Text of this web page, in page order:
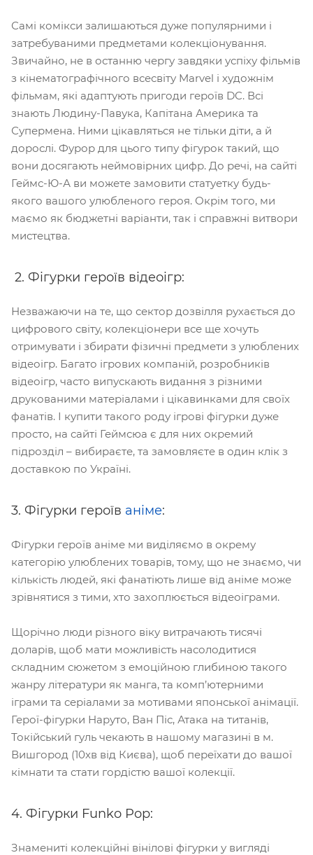
Самі комікси залишаються дуже популярними і
затребуваними предметами колекціонування.
Звичайно, не в останню чергу завдяки успіху фільмів
з кінематографічного всесвіту Marvel і художнім
фільмам, які адаптують пригоди героїв DC. Всі
знають Людину-Павука, Капітана Америка та
Супермена. Ними цікавляться не тільки діти, а й
дорослі. Фурор для цього типу фігурок такий, що
вони досягають неймовірних цифр. До речі, на сайті
Геймс-Ю-А ви можете замовити статуетку будь-
якого вашого улюбленого героя. Окрім того, ми
маємо як бюджетні варіанти, так і справжні витвори
мистецтва.
2. Фігурки героїв відеоігр:
Незважаючи на те, що сектор дозвілля рухається до
цифрового світу, колекціонери все ще хочуть
отримувати і збирати фізичні предмети з улюблених
відеоігр. Багато ігрових компаній, розробників
відеоігр, часто випускають видання з різними
друкованими матеріалами і цікавинками для своїх
фанатів. І купити такого роду ігрові фігурки дуже
просто, на сайті Геймсюа є для них окремий
підрозділ – вибираєте, та замовляєте в один клік з
доставкою по Україні.
3. Фігурки героїв аніме:
Фігурки героїв аніме ми виділяємо в окрему
категорію улюблених товарів, тому, що не знаємо, чи
кількість людей, які фанатіють лише від аніме може
зрівнятися з тими, хто захоплюється відеоіграми.
Щорічно люди різного віку витрачають тисячі
доларів, щоб мати можливість насолодитися
складним сюжетом з емоційною глибиною такого
жанру літератури як манга, та комп’ютерними
іграми та серіалами за мотивами японської анімації.
Герої-фігурки Наруто, Ван Піс, Атака на титанів,
Токійський гуль чекають в нашому магазині в м.
Вишгород (10хв від Києва), щоб переїхати до вашої
кімнати та стати гордістю вашої колекції.
4. Фігурки Funko Pop:
Знамениті колекційні вінілові фігурки у вигляді